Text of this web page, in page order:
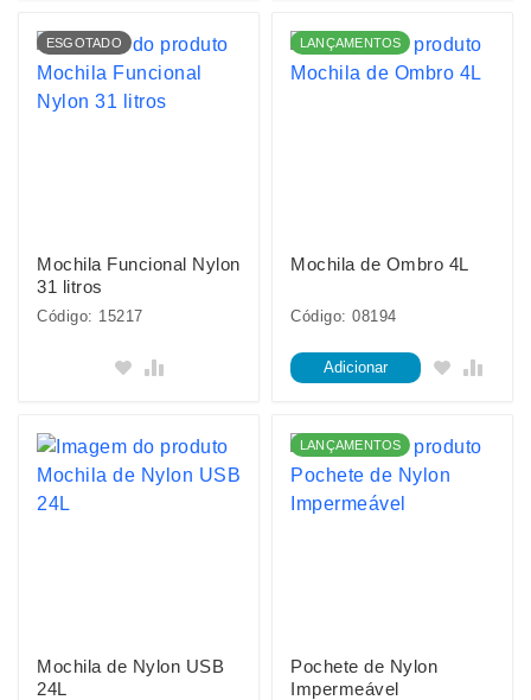
ESGOTADO
Mochila Funcional Nylon
31 litros
Código: 15217
LANÇAMENTOS
Mochila de Ombro 4L
Código: 08194
Adicionar
Mochila de Nylon USB
24L
LANÇAMENTOS
Pochete de Nylon
Impermeável